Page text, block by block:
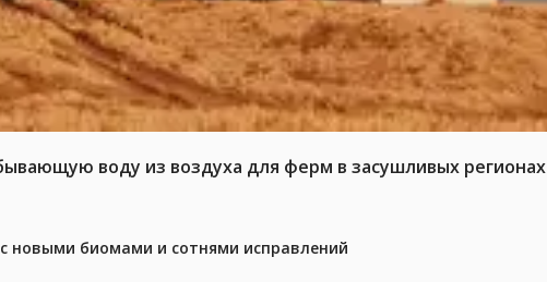
воду из воздуха для ферм в засушливых регионах
новыми биомами и сотнями исправлений